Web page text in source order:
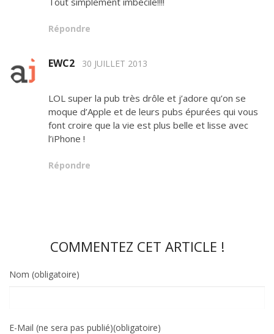
Répondre
EWC2 30 JUILLET 2013
LOL super la pub très drôle et j’adore qu’on se
moque d’Apple et de leurs pubs épurées qui vous
font croire que la vie est plus belle et lisse avec
l’iPhone !
Répondre
COMMENTEZ CET ARTICLE !
Nom (obligatoire)
E-Mail (ne sera pas publié)(obligatoire)